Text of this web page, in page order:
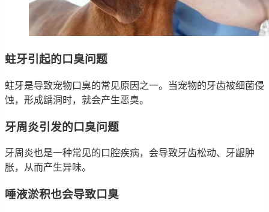
蛀牙引起的口臭问题
蛀牙是导致宠物口臭的常见原因之一。当宠物的牙齿被细菌侵
蚀，形成龋洞时，就会产生恶臭。
牙周炎引发的口臭问题
牙周炎也是一种常见的口腔疾病，会导致牙齿松动、牙龈肿
胀，从而产生异味。
唾液淤积也会导致口臭